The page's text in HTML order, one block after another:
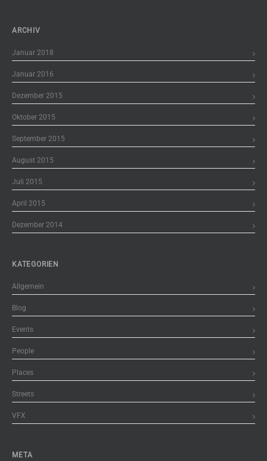
ARCHIV
Januar 2018
Januar 2016
Dezember 2015
Oktober 2015
September 2015
August 2015
Juli 2015
April 2015
Dezember 2014
KATEGORIEN
Allgemein
Blog
Events
People
Places
Streets
VFX
META